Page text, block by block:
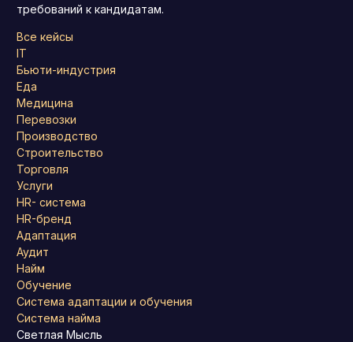
требований к кандидатам.
Все кейсы
IT
Бьюти-индустрия
Еда
Медицина
Перевозки
Производство
Строительство
Торговля
Услуги
HR- система
HR-бренд
Адаптация
Аудит
Найм
Обучение
Система адаптации и обучения
Система найма
Светлая Мысль